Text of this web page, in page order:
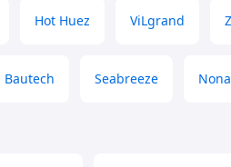
Hot Huez ViLgrand
Bautech Seabreeze